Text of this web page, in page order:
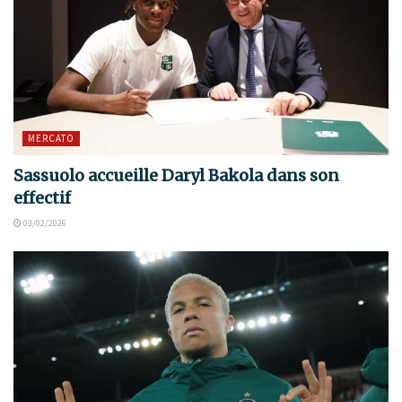
MERCATO
Sassuolo accueille Daryl Bakola dans son
effectif
03/02/2026